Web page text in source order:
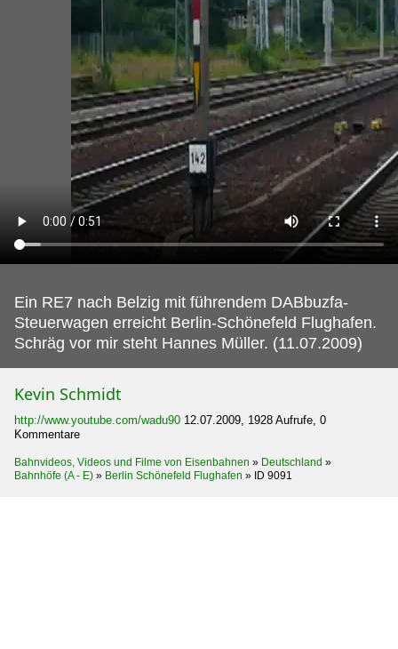
Ein RE7 nach Belzig mit führendem DABbuzfa-
Steuerwagen erreicht Berlin-Schönefeld Flughafen.
Schräg vor mir steht Hannes Müller. (11.07.2009)
Kevin Schmidt
http://www.youtube.com/wadu90 12.07.2009, 1928 Aufrufe, 0
Kommentare
Bahnvideos, Videos und Filme von Eisenbahnen » Deutschland »
Bahnhöfe (A - E) » Berlin Schönefeld Flughafen » ID 9091